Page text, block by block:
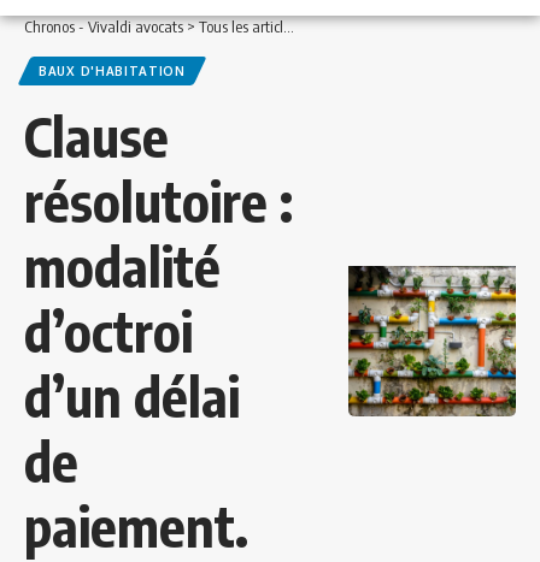
Chronos - Vivaldi avocats>Tous les articles >Immobilier>Baux d'habitation>
BAUX D'HABITATION
Clause
résolutoire :
modalité
d’octroi
d’un délai
de
paiement.